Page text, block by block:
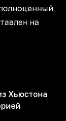
на
Хьюстона